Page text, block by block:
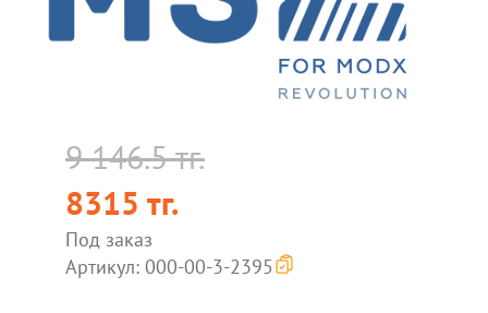
9 146.5 тг.
8315 тг.
Под заказ
Артикул: 000-00-3-2395